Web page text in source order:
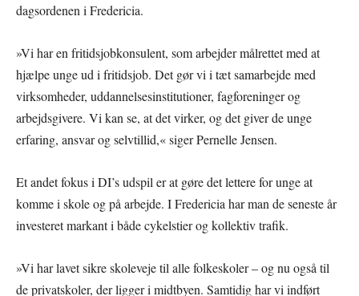
dagsordenen i Fredericia.
»Vi har en fritidsjobkonsulent, som arbejder målrettet med at
hjælpe unge ud i fritidsjob. Det gør vi i tæt samarbejde med
virksomheder, uddannelsesinstitutioner, fagforeninger og
arbejdsgivere. Vi kan se, at det virker, og det giver de unge
erfaring, ansvar og selvtillid,« siger Pernelle Jensen.
Et andet fokus i DI’s udspil er at gøre det lettere for unge at
komme i skole og på arbejde. I Fredericia har man de seneste år
investeret markant i både cykelstier og kollektiv trafik.
»Vi har lavet sikre skoleveje til alle folkeskoler – og nu også til
de privatskoler, der ligger i midtbyen. Samtidig har vi indført